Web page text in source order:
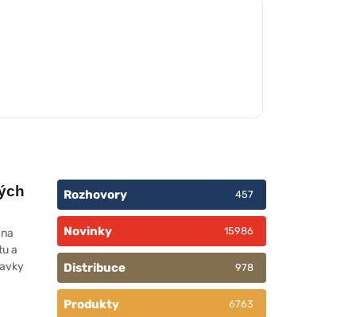
a
Rozhovory 457
Novinky 15986
Distribuce 978
Produkty 6763